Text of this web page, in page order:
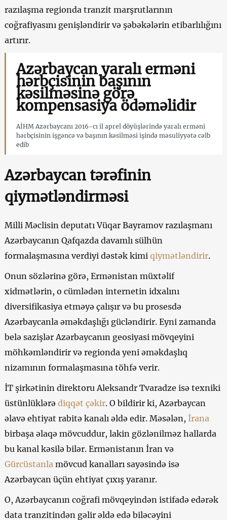
razılaşma regionda tranzit marşrutlarının
coğrafiyasını genişləndirir və şəbəkələrin etibarlılığını
artırır.
Azərbaycan yaralı erməni
hərbçisinin başının
kəsilməsinə görə
kompensasiya ödəməlidir
AİHM Azərbaycanı 2016-cı il aprel döyüşlərində yaralı erməni
hərbçisinin işgəncə və başının kəsilməsi işində məsuliyyətə cəlb
edib
Azərbaycan tərəfinin
qiymətləndirməsi
Milli Məclisin deputatı Vüqar Bayramov razılaşmanı
Azərbaycanın Qafqazda davamlı sülhün
formalaşmasına verdiyi dəstək kimi qiymətləndirir.
Onun sözlərinə görə, Ermənistan müxtəlif
xidmətlərin, o cümlədən internetin idxalını
diversifikasiya etməyə çalışır və bu prosesdə
Azərbaycanla əməkdaşlığı gücləndirir. Eyni zamanda
belə sazişlər Azərbaycanın geosiyasi mövqeyini
möhkəmləndirir və regionda yeni əməkdaşlıq
nizamının formalaşmasına töhfə verir.
İT şirkətinin direktoru Aleksandr Tvaradze isə texniki
üstünlüklərə diqqət çəkir. O bildirir ki, Azərbaycan
əlavə ehtiyat rabitə kanalı əldə edir. Məsələn, İrana
birbaşa əlaqə mövcuddur, lakin gözlənilməz hallarda
bu kanal kəsilə bilər. Ermənistanın İran və
Gürcüstanla mövcud kanalları sayəsində isə
Azərbaycan üçün ehtiyat çıxış yaranır.
O, Azərbaycanın coğrafi mövqeyindən istifadə edərək
data tranzitindən gəlir əldə edə biləcəyini